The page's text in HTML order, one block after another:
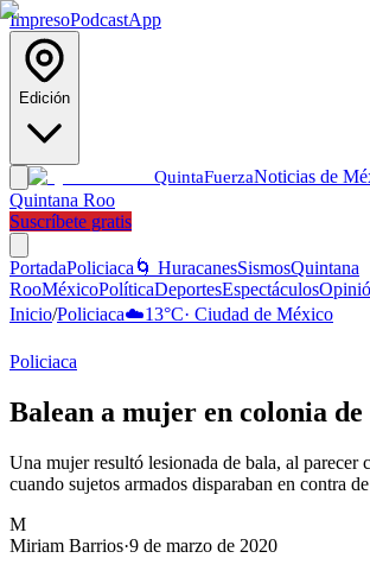
ImpresoPodcastApp
Edición
QuintaFuerzaNoticias de
Quintana Roo
Suscríbete gratis
PortadaPoliciaca 🌀 HuracanesSismosQuintana
RooMéxicoPolíticaDeportesEspectáculos
Inicio/Policiaca☁️13°C· Ciudad de México
Policiaca
Balean a mujer en colonia de
Una mujer resultó lesionada de bala, al parecer
cuando sujetos armados disparaban en contra
M
Miriam Barrios·9 de marzo de 2020